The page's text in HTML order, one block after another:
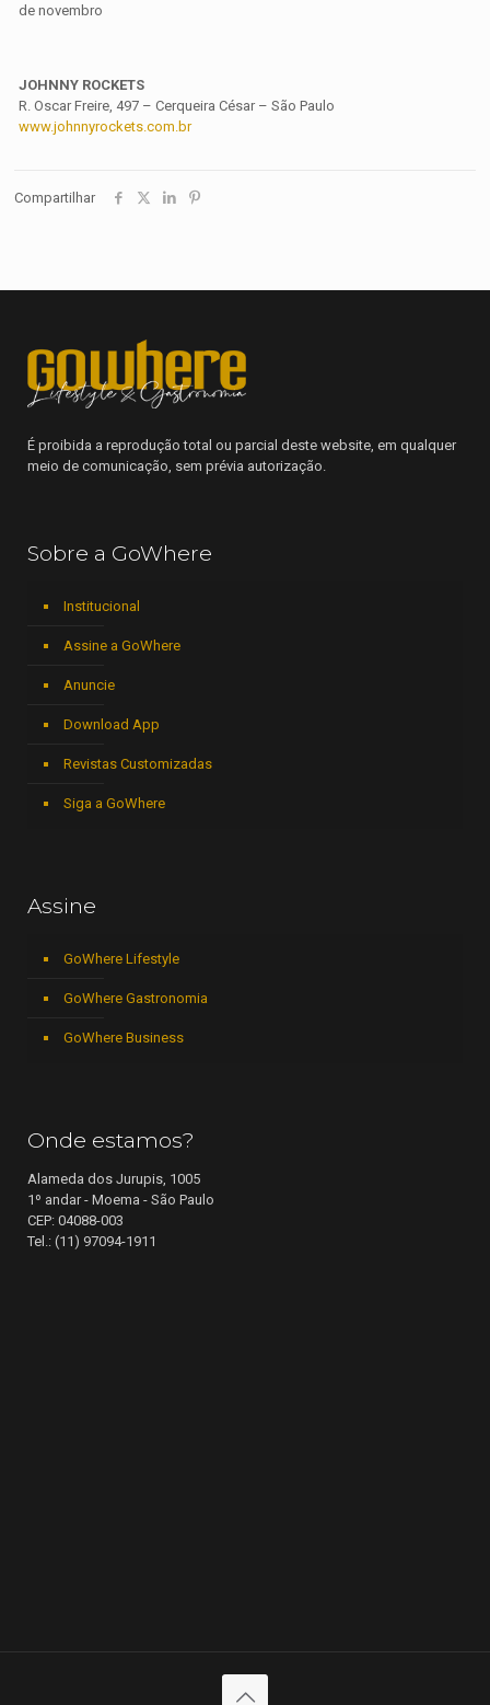
de novembro
JOHNNY ROCKETS
R. Oscar Freire, 497 – Cerqueira César – São Paulo
www.johnnyrockets.com.br
Compartilhar
É proibida a reprodução total ou parcial deste website, em qualquer
meio de comunicação, sem prévia autorização.
Sobre a GoWhere
Institucional
Assine a GoWhere
Anuncie
Download App
Revistas Customizadas
Siga a GoWhere
Assine
GoWhere Lifestyle
GoWhere Gastronomia
GoWhere Business
Onde estamos?
Alameda dos Jurupis, 1005
1º andar - Moema - São Paulo
CEP: 04088-003
Tel.: (11) 97094-1911